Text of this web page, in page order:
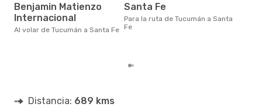
Benjamin Matienzo
Internacional
Al volar de Tucumán a Santa Fe
Santa Fe
Para la ruta de Tucumán a Santa
Fe
Distancia: 689 kms